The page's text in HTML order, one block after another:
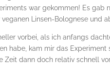
war gekommen! Es gab
Linsen-Bolognese und
vorbei, als ich anfangs
habe, kam mir das
Zeit dann doch relativ schnell